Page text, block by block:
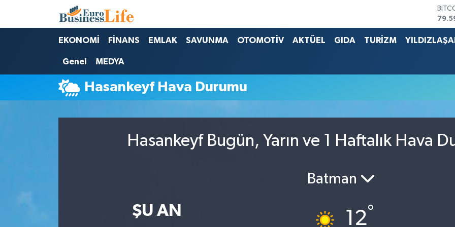
EKONOMİ FİNANS EMLAK SAVUNMA OTOMOTİV AKTÜEL GIDA TURİZM
Genel MEDYA
Hasankeyf Hava Durumu
Hasankeyf Bugün, Yarın ve 1 Haftalık Hava
ŞU AN
Batman
12°
Nöbetçi Eczaneler
Hava Durumu
Namaz Vakitleri
Trafik Durumu
Süper Lig Puan Durumu ve Fikstür
Son Dakika Haberleri